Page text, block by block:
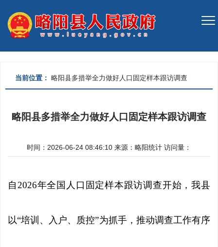
当前位置： 略阳县多措举全力做好人口固定样本跟访调查
略阳县多措举全力做好人口固定样本跟访调查
时间：2026-06-24 08:46:10 来源： 略阳统计 访问量：
自2026年全国人口固定样本跟访调查开始，我县
以“培训、入户、质控”为抓手，推动调查工作有序